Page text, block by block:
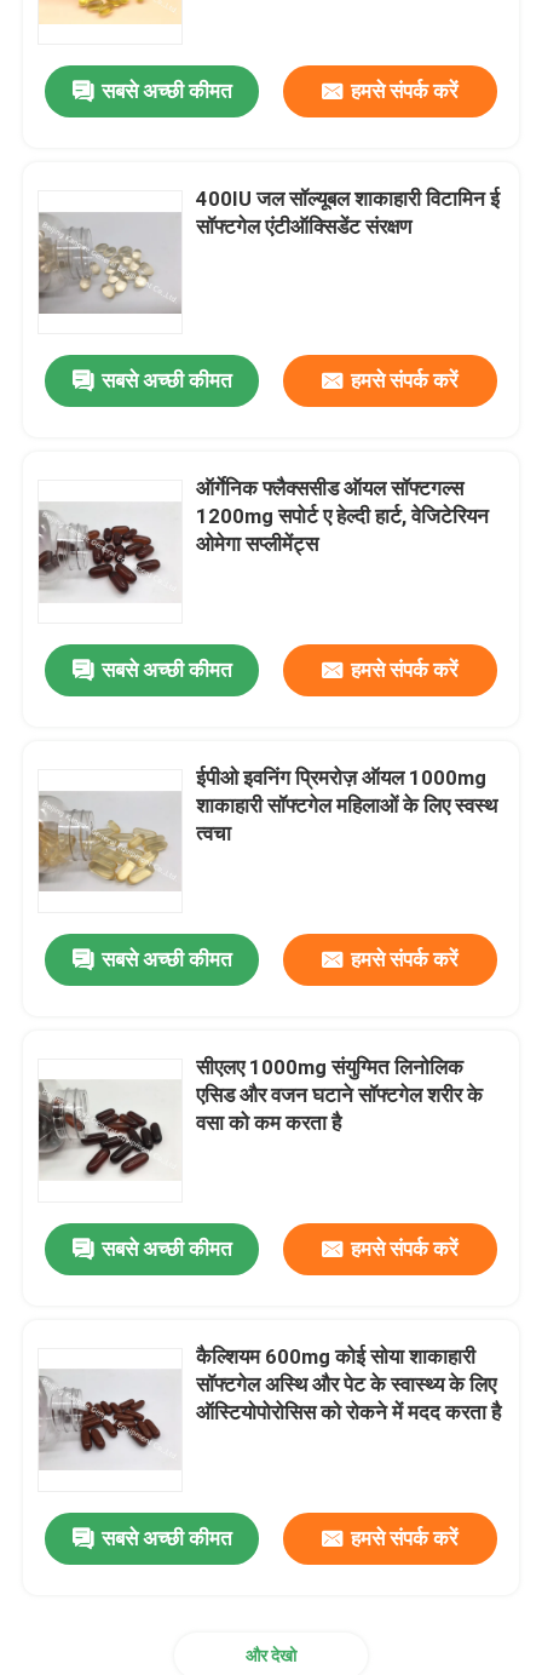
घर
हमारे बारे में
गुणवत्ता नियंत्रण
समाचार
मामलों
सबसे अच्छी कीमत हमसे संपर्क करें
400IU जल ​​सॉल्यूबल शाकाहारी विटामिन ई
सॉफ्टगेल एंटीऑक्सिडेंट संरक्षण
सबसे अच्छी कीमत हमसे संपर्क करें
ऑर्गेनिक फ्लैक्ससीड ऑयल सॉफ्टगल्स
1200mg सपोर्ट ए हेल्दी हार्ट, वेजिटेरियन
ओमेगा सप्लीमेंट्स
सबसे अच्छी कीमत हमसे संपर्क करें
ईपीओ इवनिंग प्रिमरोज़ ऑयल 1000mg
शाकाहारी सॉफ्टगेल महिलाओं के लिए स्वस्थ
त्वचा
सबसे अच्छी कीमत हमसे संपर्क करें
सीएलए 1000mg संयुग्मित लिनोलिक
एसिड और वजन घटाने सॉफ्टगेल शरीर के
वसा को कम करता है
सबसे अच्छी कीमत हमसे संपर्क करें
कैल्शियम 600mg कोई सोया शाकाहारी
सॉफ्टगेल अस्थि और पेट के स्वास्थ्य के लिए
ऑस्टियोपोरोसिस को रोकने में मदद करता है
सबसे अच्छी कीमत हमसे संपर्क करें
और देखो